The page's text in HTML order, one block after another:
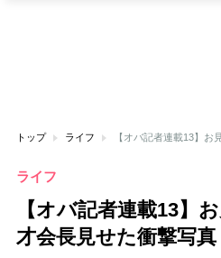
トップ ライフ
ライフ
【オバ記者連載13】
才会長見せた衝撃写真